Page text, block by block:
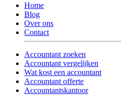
Home
Blog
Over ons
Contact
Accountant zoeken
Accountant vergelijken
Wat kost een accountant
Accountant offerte
Accountantskantoor